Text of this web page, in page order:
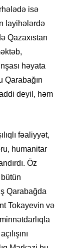
isə
layihələrdə
Qazaxıstan
həyata
Qarabağın
deyil, həm
fəaliyyət,
humanitar
Öz
Qarabağda
Tokayevin və